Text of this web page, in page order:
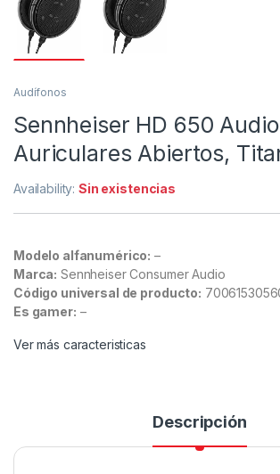
Audífonos
Sennheiser HD 650
Auriculares Abiertos,
Availability:Sin existencias
Modelo alfanumérico: –
Marca: Sennheiser Consumer Audio
Código universal de producto:
Es gamer: –
Ver más caracteristicas
Descripción